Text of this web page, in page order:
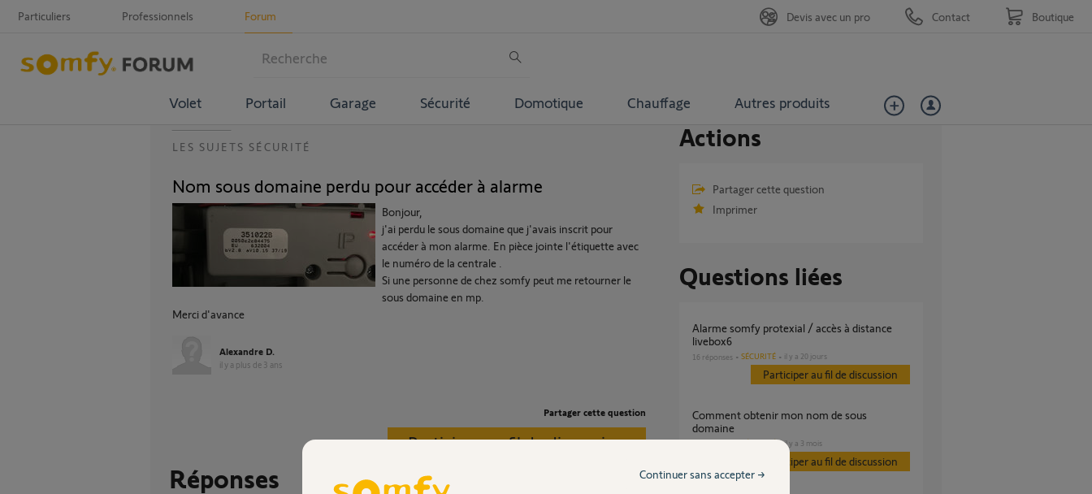
Particuliers Professionnels Forum
Volet Portail Garage Sécurité Domotique Chauffage Autres produits
Devis avec un pro Contact Boutique
LES SUJETS SÉCURITÉ
Nom sous domaine perdu pour accéder à alarme
Bonjour,
j'ai perdu le sous domaine que j'avais inscrit pour
accéder à mon alarme. En pièce jointe l'étiquette avec
le numéro de la centrale .
Si une personne de chez somfy peut me retourner le
sous domaine en mp.
Merci d'avance
Alexandre D.
il y a plus de 3 ans
Partager cette question
Participer au fil de discussion
Réponses
Actions
Partager cette question
Imprimer
Questions liées
alarme somfy protexial / accès à distance
livebox6
16 réponses SÉCURITÉ il y a 20 jours
Participer au fil de discussion
Comment obtenir mon nom de sous
domaine
SÉCURITÉ il y a 3 mois
Participer au fil de discussion
Continuer sans accepter →